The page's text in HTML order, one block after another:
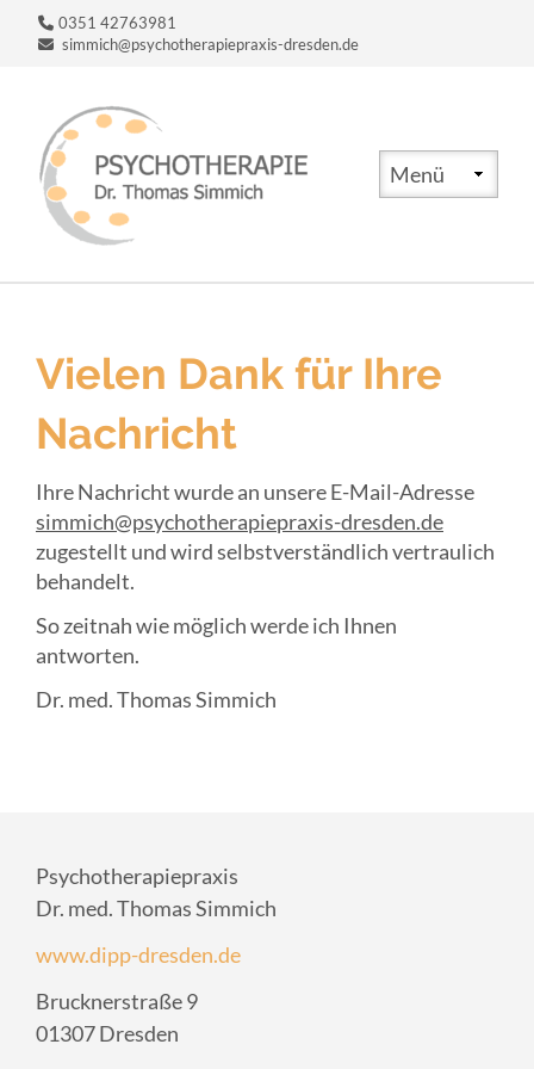
0351 42763981
simmich@psychotherapiepraxis-dresden.de
Zielseite
Vielen Dank für Ihre
Nachricht
Ihre Nachricht wurde an unsere E-Mail-Adresse
simmich@psychotherapiepraxis-dresden.de
zugestellt und wird selbstverständlich vertraulich
behandelt.
So zeitnah wie möglich werde ich Ihnen
antworten.
Dr. med. Thomas Simmich
Psychotherapiepraxis
Dr. med. Thomas Simmich
www.dipp-dresden.de
Brucknerstraße 9
01307 Dresden